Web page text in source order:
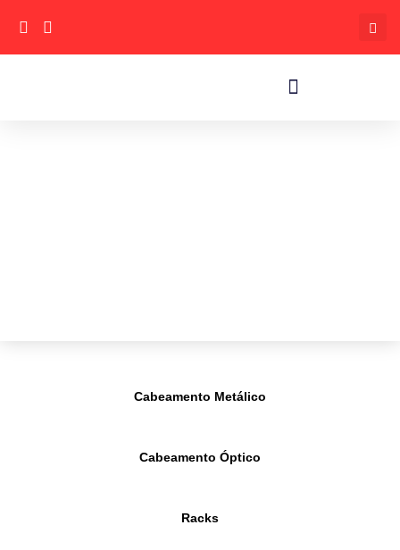
Cabeamento Metálico
Cabeamento Óptico
Racks